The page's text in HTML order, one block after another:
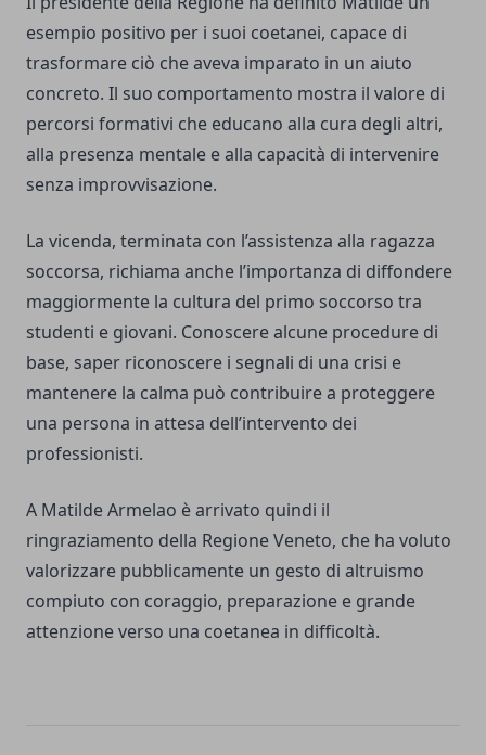
esempio positivo per i suoi coetanei, capace di
trasformare ciò che aveva imparato in un aiuto
concreto. Il suo comportamento mostra il valore di
percorsi formativi che educano alla cura degli altri,
alla presenza mentale e alla capacità di intervenire
senza improvvisazione.
La vicenda, terminata con l’assistenza alla ragazza
soccorsa, richiama anche l’importanza di diffondere
maggiormente la cultura del primo soccorso tra
studenti e giovani. Conoscere alcune procedure di
base, saper riconoscere i segnali di una crisi e
mantenere la calma può contribuire a proteggere
una persona in attesa dell’intervento dei
professionisti.
A Matilde Armelao è arrivato quindi il
ringraziamento della Regione Veneto, che ha voluto
valorizzare pubblicamente un gesto di altruismo
compiuto con coraggio, preparazione e grande
attenzione verso una coetanea in difficoltà.